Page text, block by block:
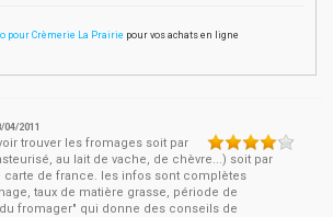
pour Crèmerie La Prairie pour vos achats en ligne
04/2011
trouver les fromages soit par
au lait de vache, de chèvre...) soit par
carte de france. les infos sont complètes
taux de matière grasse, période de
fromager" qui donne des conseils de